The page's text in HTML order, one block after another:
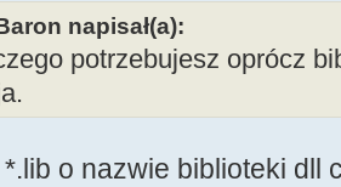
napisał(a):
potrzebujesz oprócz
o nazwie biblioteki dll